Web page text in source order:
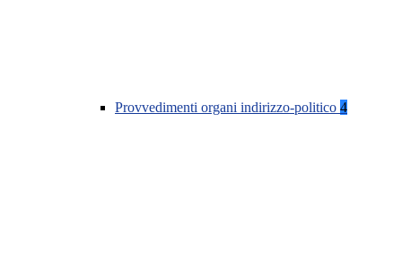
Provvedimenti organi indirizzo-politico 4